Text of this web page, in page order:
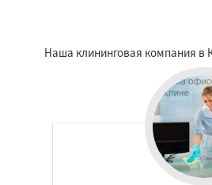
Наша клининговая компания в